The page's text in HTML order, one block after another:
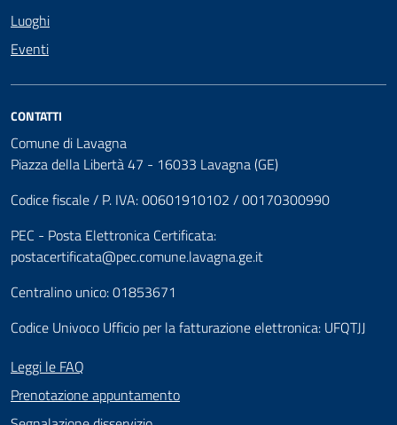
Luoghi
Eventi
CONTATTI
Comune di Lavagna
Piazza della Libertà 47 - 16033 Lavagna (GE)
Codice fiscale / P. IVA: 00601910102 / 00170300990
PEC - Posta Elettronica Certificata:
postacertificata@pec.comune.lavagna.ge.it
Centralino unico: 01853671
Codice Univoco Ufficio per la fatturazione elettronica: UFQTJJ
Leggi le FAQ
Prenotazione appuntamento